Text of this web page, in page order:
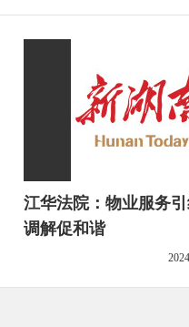
江华法院：物业服务
调解促和谐